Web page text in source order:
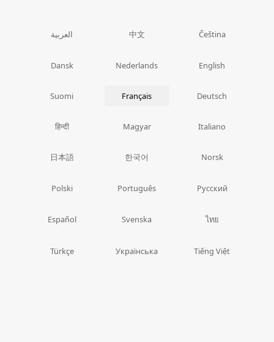
العربية 中文 Čeština
Dansk Nederlands English
Suomi Français Deutsch
हिन्दी Magyar Italiano
日本語 한국어 Norsk
Polski Português Русский
Español Svenska ไทย
Türkçe Українська Tiếng Việt